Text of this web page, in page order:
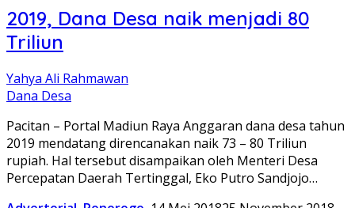
2019, Dana Desa naik menjadi 80
Triliun
Yahya Ali Rahmawan
Dana Desa
Pacitan – Portal Madiun Raya Anggaran dana desa tahun
2019 mendatang direncanakan naik 73 – 80 Triliun
rupiah. Hal tersebut disampaikan oleh Menteri Desa
Percepatan Daerah Tertinggal, Eko Putro Sandjojo…